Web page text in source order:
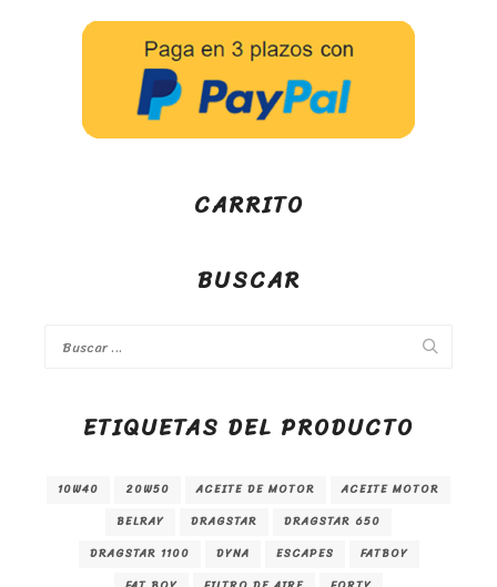
CARRITO
BUSCAR
ETIQUETAS DEL PRODUCTO
10W40 20W50 ACEITE DE MOTOR
ACEITE MOTOR
BELRAY
DRAGSTAR
DRAGSTAR 650
DRAGSTAR 1100
DYNA ESCAPES
FATBOY